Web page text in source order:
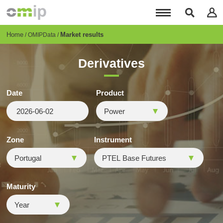
content
Breadcrumb
Home OMIPData Market results
Derivatives
Date Product
Zone Instrument
Maturity